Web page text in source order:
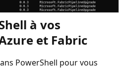
à vos
et Fabric
PowerShell pour vous